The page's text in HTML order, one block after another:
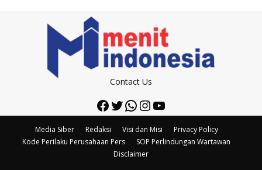
Contact Us
Facebook
Twitter
WhatsApp
Instagram
YouTube
Media Siber Redaksi Visi dan Misi
Privacy Policy
Kode Perilaku Perusahaan Pers
SOP Perlindungan Wartawan
Disclaimer